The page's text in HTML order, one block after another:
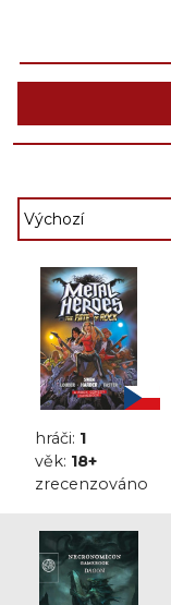
hráči: 1
věk: 18+
zrecenzováno